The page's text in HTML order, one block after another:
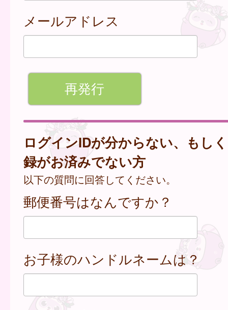
メールアドレス
ログインIDが分からない、もし
録がお済みでない方
以下の質問に回答してください。
郵便番号はなんですか？
お子様のハンドルネームは？